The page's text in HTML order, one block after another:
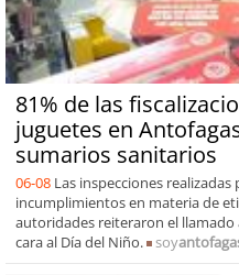
81% de las
juguetes en
sumarios sanitarios
06-08 Las inspecciones
incumplimientos en materia de
autoridades reiteraron el
cara al Día del Niño.
soy